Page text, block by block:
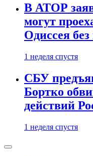
В АТОР
могут
Одиссея без
1 неделя спустя
СБУ
Бортко
действий
1 неделя спустя